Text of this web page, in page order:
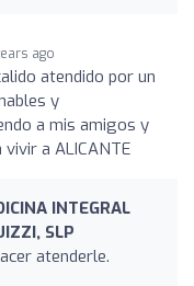
ago
atendido por un
y
a mis amigos y
a ALICANTE
INTEGRAL
SLP
atenderle.